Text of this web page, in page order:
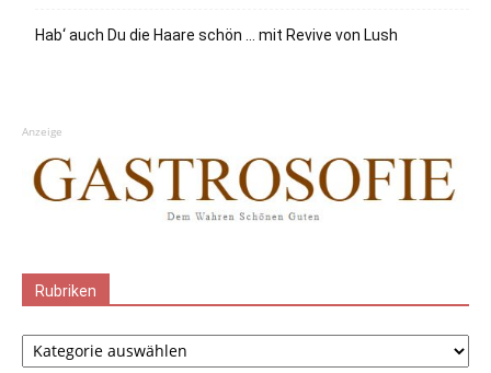
Hab‘ auch Du die Haare schön … mit Revive von Lush
Anzeige
Rubriken
Rubriken